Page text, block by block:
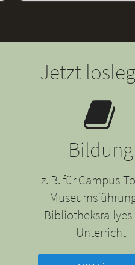
Jetzt
Bildung
z. B. für Campus-
Unterricht